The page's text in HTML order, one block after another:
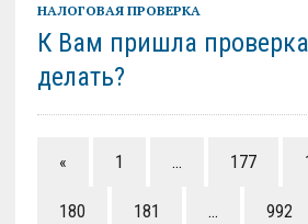
НАЛОГОВАЯ ПРОВЕРКА
К Вам пришла
делать?
« 1 … 177
180 181 … 992